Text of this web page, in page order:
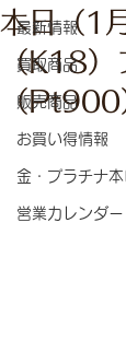
最新情報
買取商品
販売商品
お買い得情報
金・プラチナ
営業カレンダー
本日（1
（K18）
（Pt900